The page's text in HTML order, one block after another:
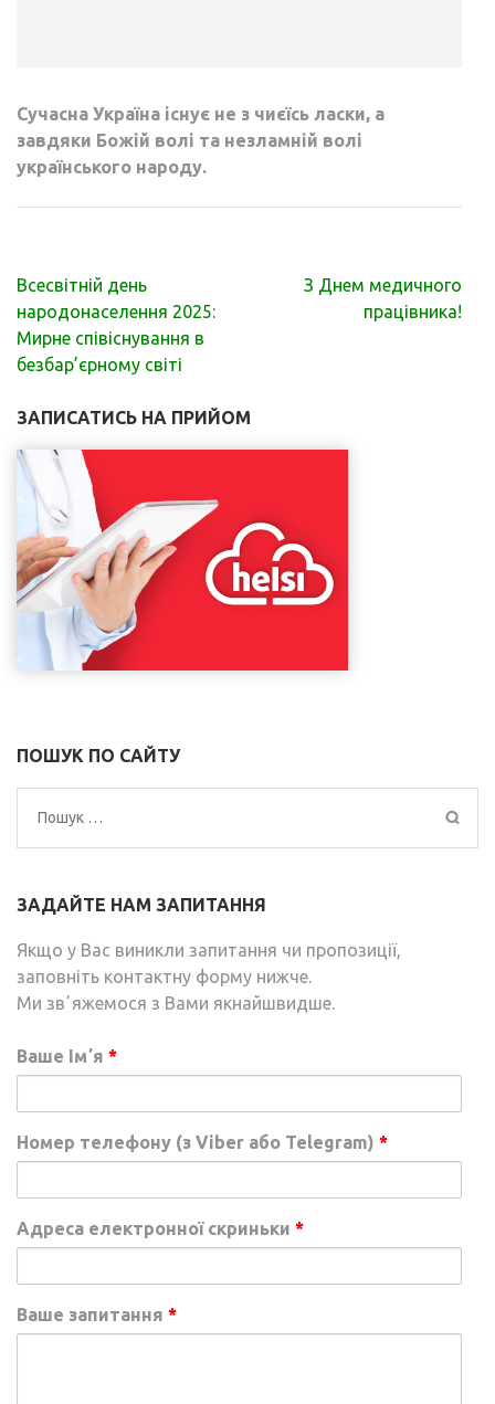
Сучасна Україна існує не з чиєїсь ласки, а
завдяки Божій волі та незламній волі
українського народу.
Навігація
записів
Всесвітній день
народонаселення 2025:
Мирне співіснування в
безбар’єрному світі
З Днем медичного
працівника!
ЗАПИСАТИСЬ НА ПРИЙОМ
ПОШУК ПО САЙТУ
Пошук:
ЗАДАЙТЕ НАМ ЗАПИТАННЯ
Якщо у Вас виникли запитання чи пропозиції,
заповніть контактну форму нижче.
Ми звʼяжемося з Вами якнайшвидше.
Ваше Імʼя *
Номер телефону (з Viber або Telegram) *
Адреса електронної скриньки *
Ваше запитання *